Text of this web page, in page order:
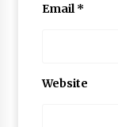
Email*
Website